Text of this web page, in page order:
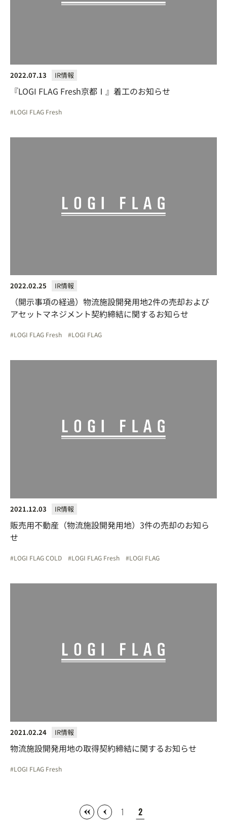
2022.07.13 IR情報
『LOGI FLAG Fresh京都Ⅰ』着工のお知らせ
LOGI FLAG Fresh
2022.02.25 IR情報
（開示事項の経過）物流施設開発用地2件の売却および
アセットマネジメント契約締結に関するお知らせ
LOGI FLAG Fresh LOGI FLAG
2021.12.03 IR情報
販売用不動産（物流施設開発用地）3件の売却のお知ら
せ
LOGI FLAG COLD LOGI FLAG Fresh LOGI FLAG
2021.02.24 IR情報
物流施設開発用地の取得契約締結に関するお知らせ
LOGI FLAG Fresh
1 2